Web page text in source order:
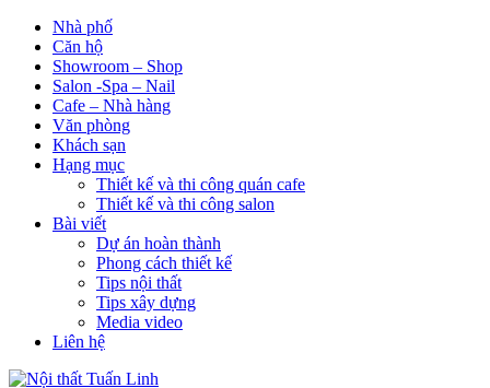
Nhà phố
Căn hộ
Showroom – Shop
Salon -Spa – Nail
Cafe – Nhà hàng
Văn phòng
Khách sạn
Hạng mục
Thiết kế và thi công quán cafe
Thiết kế và thi công salon
Bài viết
Dự án hoàn thành
Phong cách thiết kế
Tips nội thất
Tips xây dựng
Media video
Liên hệ